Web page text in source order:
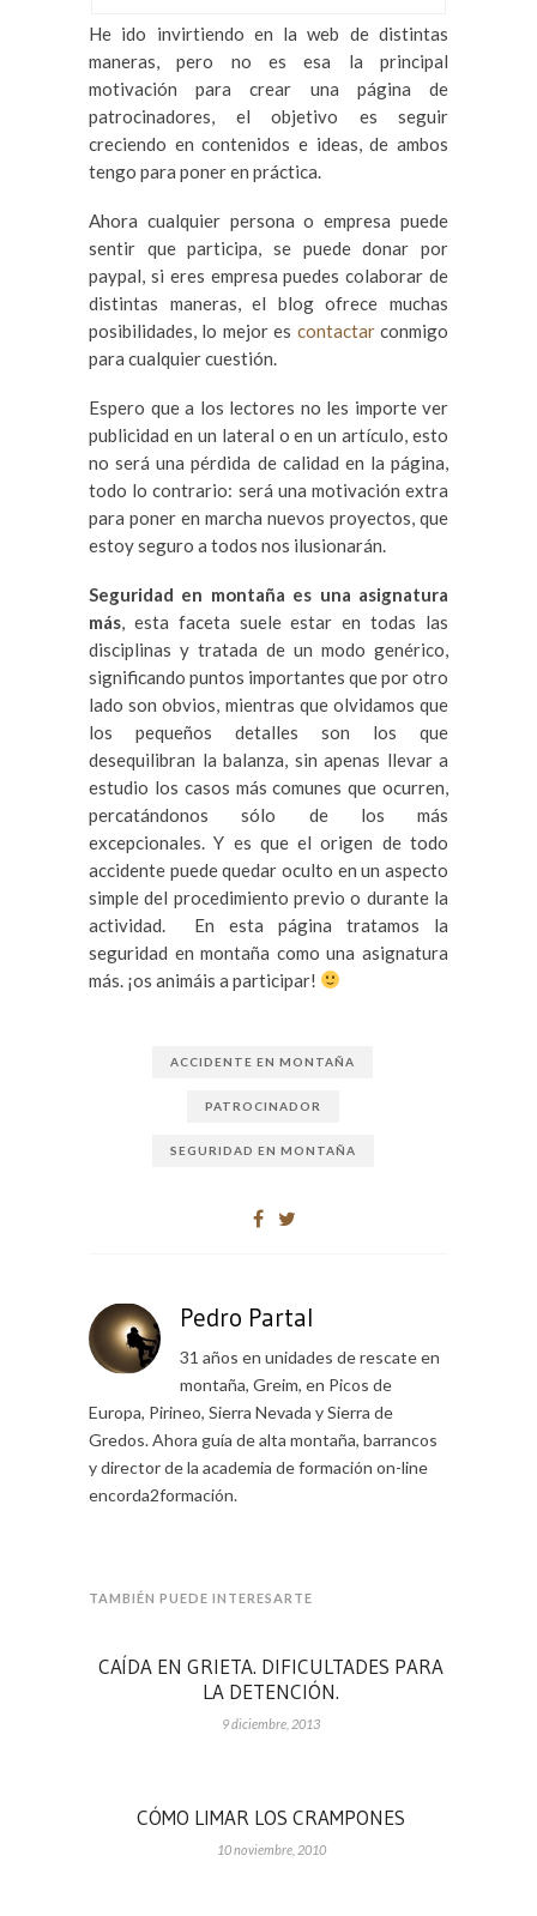
He ido invirtiendo en la web de distintas
maneras, pero no es esa la principal
motivación para crear una página de
patrocinadores, el objetivo es seguir
creciendo en contenidos e ideas, de ambos
tengo para poner en práctica.
Ahora cualquier persona o empresa puede
sentir que participa, se puede donar por
paypal, si eres empresa puedes colaborar de
distintas maneras, el blog ofrece muchas
posibilidades, lo mejor es contactarconmigo
para cualquier cuestión.
Espero que a los lectores no les importe ver
publicidad en un lateral o en un artículo, esto
no será una pérdida de calidad en la página,
todo lo contrario: será una motivación extra
para poner en marcha nuevos proyectos, que
estoy seguro a todos nos ilusionarán.
Seguridad en montaña es una asignatura
más, esta faceta suele estar en todas las
disciplinas y tratada de un modo genérico,
significando puntos importantes que por otro
lado son obvios, mientras que olvidamos que
los pequeños detalles son los que
desequilibran la balanza, sin apenas llevar a
estudio los casos más comunes que ocurren,
percatándonos sólo de los más
excepcionales. Y es que el origen de todo
accidente puede quedar oculto en un aspecto
simple del procedimiento previo o durante la
actividad. En esta página tratamos la
seguridad en montaña como una asignatura
más. ¡os animáis a participar!
ACCIDENTE EN MONTAÑA
PATROCINADOR
SEGURIDAD EN MONTAÑA
Pedro Partal
31 años en unidades de rescate en
montaña, Greim, en Picos de
Europa, Pirineo, Sierra Nevada y Sierra de
Gredos. Ahora guía de alta montaña, barrancos
y director de la academia de formación on-line
encorda2formación.
TAMBIÉN PUEDE INTERESARTE
CAÍDA EN GRIETA. DIFICULTADES PARA
LA DETENCIÓN.
9 diciembre, 2013
CÓMO LIMAR LOS CRAMPONES
10 noviembre, 2010